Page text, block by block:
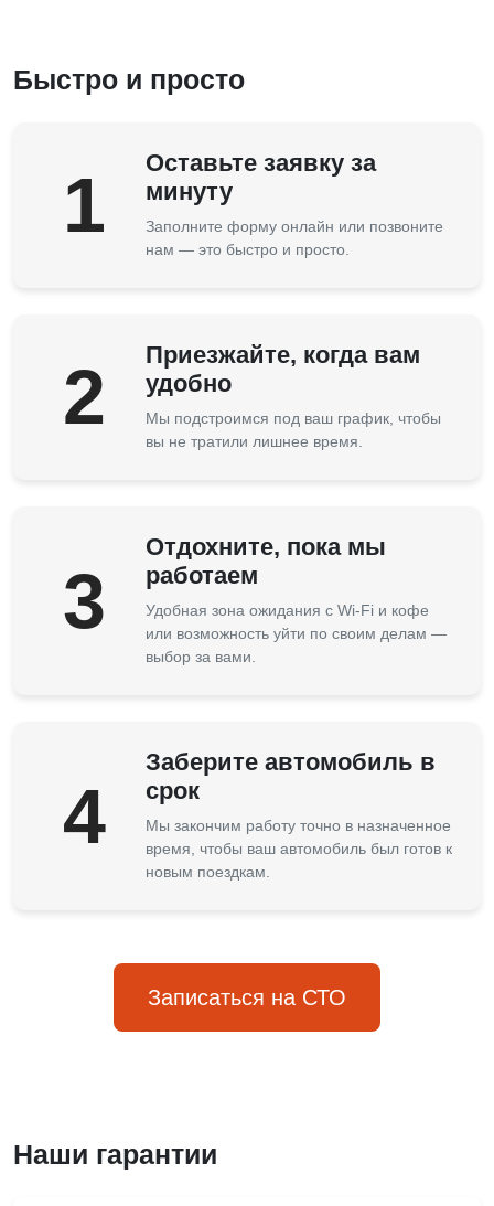
Быстро и просто
1
Оставьте заявку за
минуту
Заполните форму онлайн или позвоните
нам — это быстро и просто.
2
Приезжайте, когда вам
удобно
Мы подстроимся под ваш график, чтобы
вы не тратили лишнее время.
3
Отдохните, пока мы
работаем
Удобная зона ожидания с Wi-Fi и кофе
или возможность уйти по своим делам —
выбор за вами.
4
Заберите автомобиль в
срок
Мы закончим работу точно в назначенное
время, чтобы ваш автомобиль был готов к
новым поездкам.
Записаться на СТО
Наши гарантии